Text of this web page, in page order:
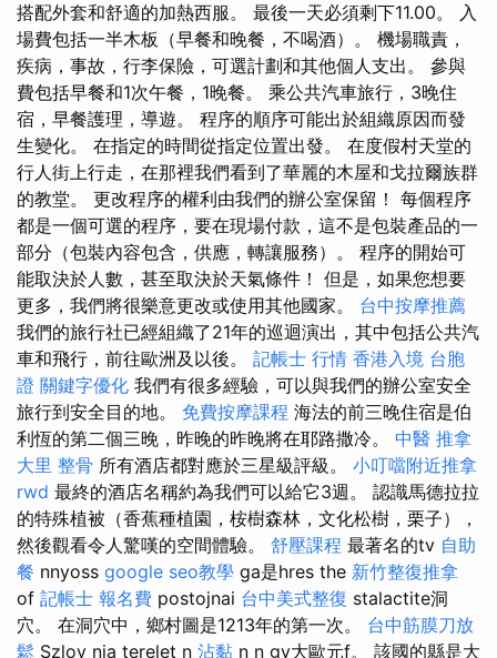
搭配外套和舒適的加熱西服。 最後一天必須剩下11.00。 入
場費包括一半木板（早餐和晚餐，不喝酒）。 機場職責，
疾病，事故，行李保險，可選計劃和其他個人支出。 參與
費包括早餐和1次午餐，1晚餐。 乘公共汽車旅行，3晚住
宿，早餐護理，導遊。 程序的順序可能出於組織原因而發
生變化。 在指定的時間從指定位置出發。 在度假村天堂的
行人街上行走，在那裡我們看到了華麗的木屋和戈拉爾族群
的教堂。 更改程序的權利由我們的辦公室保留！ 每個程序
都是一個可選的程序，要在現場付款，這不是包裝產品的一
部分（包裝內容包含，供應，轉讓服務）。 程序的開始可
能取決於人數，甚至取決於天氣條件！ 但是，如果您想要
更多，我們將很樂意更改或使用其他國家。 台中按摩推薦
我們的旅行社已經組織了21年的巡迴演出，其中包括公共汽
車和飛行，前往歐洲及以後。 記帳士 行情 香港入境 台胞
證 關鍵字優化 我們有很多經驗，可以與我們的辦公室安全
旅行到安全目的地。 免費按摩課程 海法的前三晚住宿是伯
利恆的第二個三晚，昨晚的昨晚將在耶路撒冷。 中醫 推拿
大里 整骨 所有酒店都對應於三星級評級。 小叮噹附近推拿
rwd 最終的酒店名稱約為我們可以給它3週。 認識馬德拉拉
的特殊植被（香蕉種植園，桉樹森林，文化松樹，栗子），
然後觀看令人驚嘆的空間體驗。 舒壓課程 最著名的tv 自助
餐 nnyoss google seo教學 ga是hres the 新竹整復推拿
of 記帳士 報名費 postojnai 台中美式整復 stalactite洞
穴。 在洞穴中，鄉村圖是1213年的第一次。 台中筋膜刀放
鬆 Szlov nia terelet n 沾黏 n n gy大歐元f。 該國的縣是大